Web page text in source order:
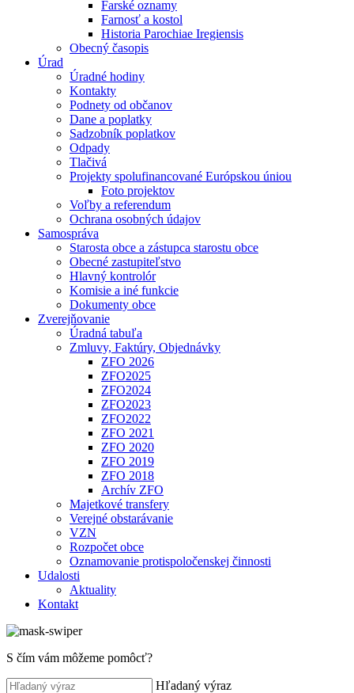
Farské oznamy
Farnosť a kostol
Historia Parochiae Iregiensis
Obecný časopis
Úrad
Úradné hodiny
Kontakty
Podnety od občanov
Dane a poplatky
Sadzobník poplatkov
Odpady
Tlačivá
Projekty spolufinancované Európskou úniou
Foto projektov
Voľby a referendum
Ochrana osobných údajov
Samospráva
Starosta obce a zástupca starostu obce
Obecné zastupiteľstvo
Hlavný kontrolór
Komisie a iné funkcie
Dokumenty obce
Zverejňovanie
Úradná tabuľa
Zmluvy, Faktúry, Objednávky
ZFO 2026
ZFO2025
ZFO2024
ZFO2023
ZFO2022
ZFO 2021
ZFO 2020
ZFO 2019
ZFO 2018
Archív ZFO
Majetkové transfery
Verejné obstarávanie
VZN
Rozpočet obce
Oznamovanie protispoločenskej činnosti
Udalosti
Aktuality
Kontakt
S čím vám môžeme pomôcť?
Hľadaný výraz